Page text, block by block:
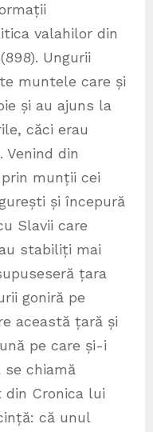
valahilor din
Ungurii
muntele care și
și au ajuns la
căci erau
Venind din
munții cei
și începură
Slavii care
stabiliți mai
țara
goniră pe
această țară și
pe care și-i
se chiamă
din Cronica lui
că unul